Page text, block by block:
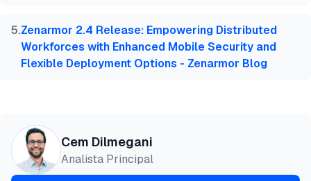
5.Zenarmor 2.4 Release: Empowering Distributed
Workforces with Enhanced Mobile Security and
Flexible Deployment Options - Zenarmor Blog
Cem Dilmegani
Analista Principal